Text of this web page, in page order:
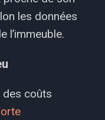
les données
l’immeuble.
des coûts